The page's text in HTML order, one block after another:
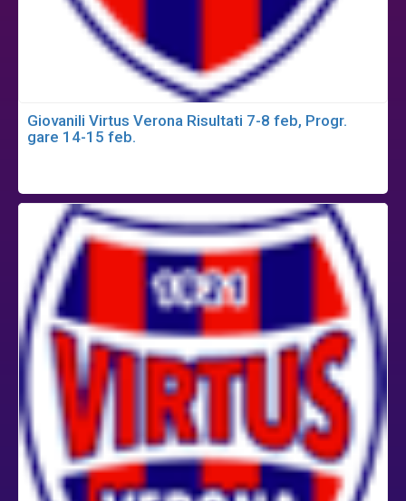
Giovanili Virtus Verona Risultati 7-8 feb, Progr.
gare 14-15 feb.